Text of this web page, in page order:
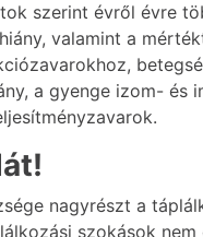
szerint évről évre
valamint a
a gyenge izom- és
nagyrészt a
szokások